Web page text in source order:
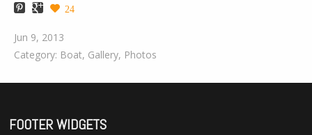
24
Jun 9, 2013
Category: Boat, Gallery, Photos
FOOTER WIDGETS